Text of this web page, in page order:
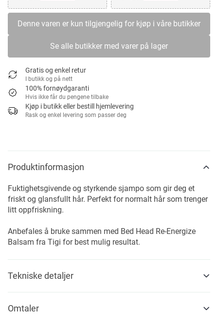
Denne varen er kun tilgjengelig for kjøp i våre butikker
Se alle butikker med varer på lager
Gratis og enkel retur
I butikk og på nett
100% fornøydgaranti
Hvis ikke får du pengene tilbake
Kjøp i butikk eller bestill hjemlevering
Rask og enkel levering som passer deg
Produktinformasjon
Fuktighetsgivende og styrkende sjampo som gir deg et
friskt og glansfullt hår. Perfekt for normalt hår som trenger
litt oppfriskning.
Anbefales å bruke sammen med Bed Head Re-Energize
Balsam fra Tigi for best mulig resultat.
Tekniske detaljer
Omtaler